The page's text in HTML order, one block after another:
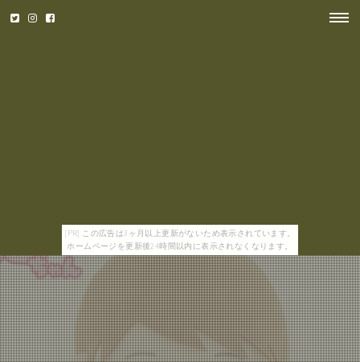
[PR] この広告は3ヶ月以上更新がないため表示されています。
ホームページを更新後24時間以内に表示されなくなります。